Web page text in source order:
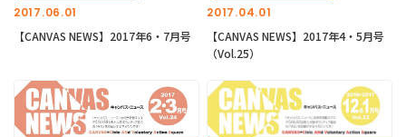
2017.06.01
【CANVAS NEWS】2017年6・7月号
2017.04.01
【CANVAS NEWS】2017年4・5月号
（Vol.25）